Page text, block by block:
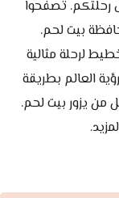
رحلتكم. تصفحوا
بيت لحم.
لرحلة مثالية
العالم بطريقة
من يزور بيت لحم.